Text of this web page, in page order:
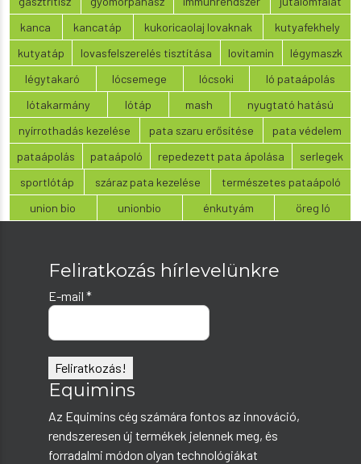
kanca
kancatáp kukoricaolaj lovaknak
kutyafekhely
kutyatáp
lovasfelszerelés tisztítása lovitamin
légymaszk
légytakaró
lócsemege lócsoki
ló pataápolás
lótakarmány
lótáp mash
nyugtató hatású
nyírrothadás kezelése
pata szaru erősítése
pata védelem
pataápolás
pataápoló repedezett pata ápolása
serlegek
sportlótáp
száraz pata kezelése
természetes pataápoló
union bio
unionbio énkutyám öreg ló
Feliratkozás hírlevelünkre
E-mail *
Equimins
Az Equimins cég számára fontos az innováció,
rendszeresen új termékek jelennek meg, és
forradalmi módon olyan technológiákat